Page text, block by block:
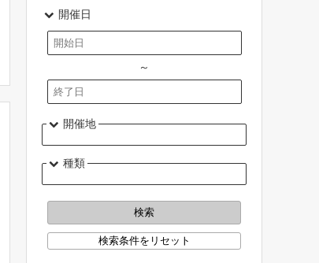
開催日
～
開催地
種類